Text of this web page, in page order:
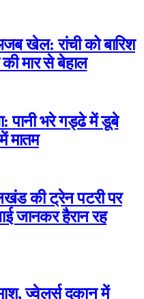
खेल: रांची को बारिश
मार से बेहाल
पानी भरे गड्ढे में डूबे
मातम
की ट्रेन पटरी पर
जानकर हैरान रह
ज्वेलर्स दुकान में